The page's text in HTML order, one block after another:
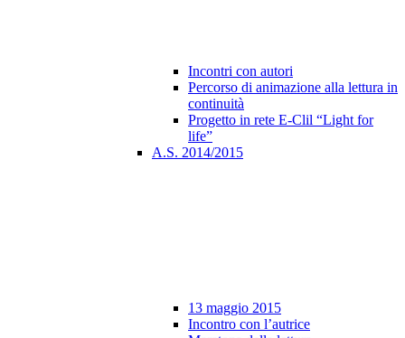
Incontri con autori
Percorso di animazione alla lettura in
continuità
Progetto in rete E-Clil “Light for
life”
A.S. 2014/2015
13 maggio 2015
Incontro con l’autrice